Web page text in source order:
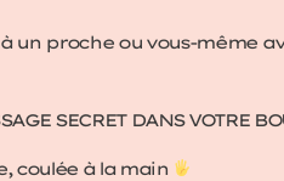
un proche ou vous-même
SECRET DANS VOTRE
coulée à la main